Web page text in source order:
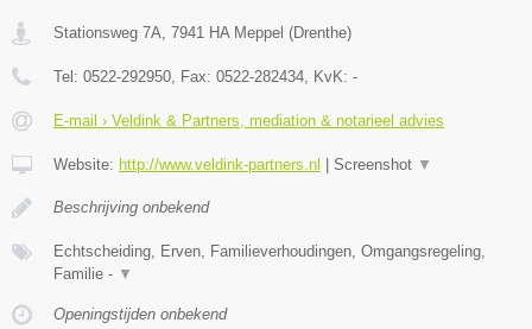
Stationsweg 7A, 7941 HA Meppel (Drenthe)
Tel: 0522-292950, Fax: 0522-282434, KvK: -
E-mail › Veldink & Partners, mediation & notarieel advies
Website: http://www.veldink-partners.nl Screenshot ▼
Beschrijving onbekend
Echtscheiding, Erven, Familieverhoudingen, Omgangsregeling,
Familie - ▼
Openingstijden onbekend